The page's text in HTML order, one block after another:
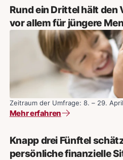
Rund ein Drittel hält
vor allem für jüngere
Anlass einen hohen
Zeitraum der Umfrage: 8. – 29.
Mehr erfahren
Knapp drei Fünftel
persönliche finanzielle